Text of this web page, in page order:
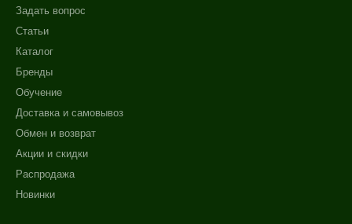
Задать вопрос
Статьи
Каталог
Бренды
Обучение
Доставка и самовывоз
Обмен и возврат
Акции и скидки
Распродажа
Новинки